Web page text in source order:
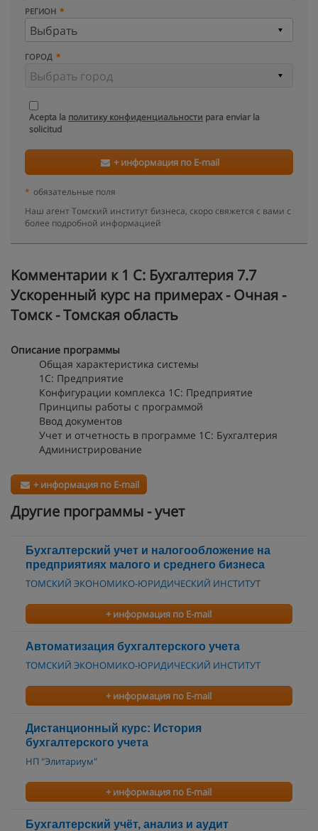
РЕГИОН
ГОРОД
Acepta la политику конфиденциальности para enviar la
solicitud
+ информация по E-mail
* обязательные поля
Наш агент Томский институт бизнеса, скоро свяжется с вами с
более подробной информацией
Kомментарии к 1 С: Бухгалтерия 7.7
Ускоренный курс на примерах - Очная -
Томск - Томская область
Описание программы
Общая характеристика системы
1С: Предприятие
Конфигурации комплекса 1С: Предприятие
Принципы работы с программой
Ввод документов
Учет и отчетность в программе 1С: Бухгалтерия
Администрирование
+ информация по E-mail
Другие программы - учет
Бухгалтерский учет и налогообложение на
предприятиях малого и среднего бизнеса
ТОМСКИЙ ЭКОНОМИКО-ЮРИДИЧЕСКИЙ ИНСТИТУТ
+ информация по E-mail
Автоматизация бухгалтерского учета
ТОМСКИЙ ЭКОНОМИКО-ЮРИДИЧЕСКИЙ ИНСТИТУТ
+ информация по E-mail
Дистанционный курс: История
бухгалтерского учета
НП "Элитариум"
+ информация по E-mail
Бухгалтерский учёт, анализ и аудит